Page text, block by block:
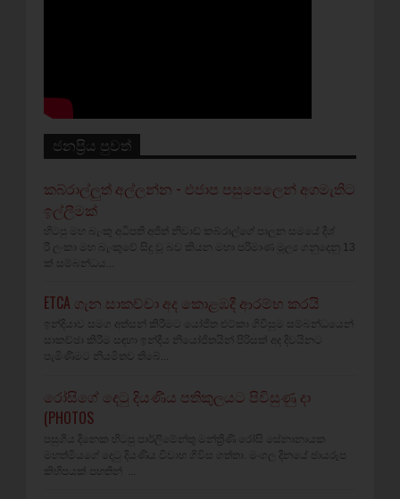
ජනප්‍රිය පුවත්
කබ්රාල්ලුත් අල්ලන්න - එජාප පසුපෙලෙන් අගමැතිට
ඉල්ලීමක්
හිටපු මහ බැංකු අධිපති අජිත් නිවාඩ් කබ්රාල්ගේ පාලන සමයේ දීශ්‍
රී ලංකා මහ බැංකුවේ සිදු වූ බව කියන මහා පරිමාණ මූල්‍ය ගනුදෙනු 13
ක් සම්බන්ධය...
ETCA ගැන සාකච්චා අද කොළඹදී ආරම්භ කරයි
ඉන්දියාව සමග අත්සන් කිරීමට යෝජිත එට්කා ගිවිසුම සම්බන්ධයෙන්
සාකච්ඡා කිරීම සඳහා ඉන්දීය නියෝජිතයින් පිරිසක් අද දිවයිනට
පැමිණීමට නියමිතව තිබේ...
රෝසිගේ දෙටු දියණිය පතිකුලයට පිවිසුණු දා
(PHOTOS
පසුගිය දිනෙක හිටපු පාර්ලිමේන්තු මන්ත්‍රීණි රෝසි සේනානායක
මහත්මියගේ දෙටු දියණිය විවාහ ගිවිස ගත්තා. මංගල දිනයේ ඡායරූප
කිහිපයක් පහතින් ...